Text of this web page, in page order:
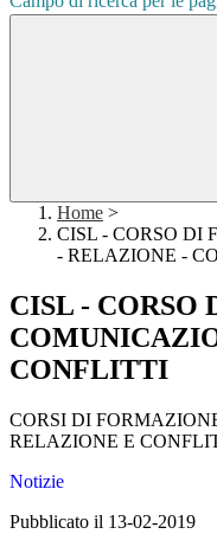
Home >
CISL - CORSO DI
- RELAZIONE -
CISL - CORSO
CONFLITTI
CORSI DI
RELAZIONE E
Notizie
Pubblicato il 13-02-2019